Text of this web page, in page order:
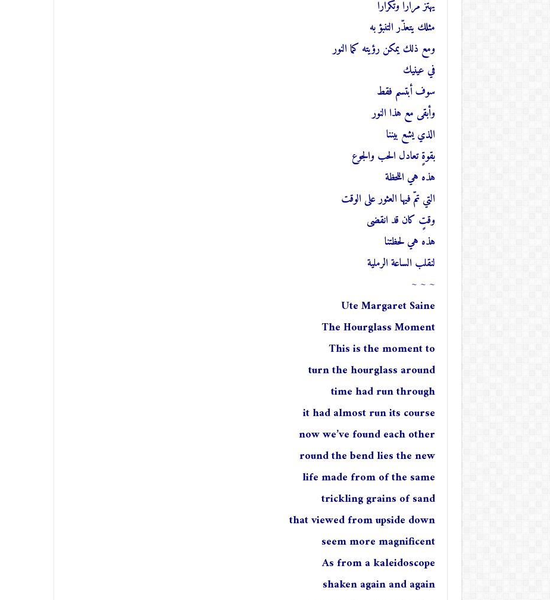
يهتز مرارا وتكرارا
مثلك يتعذّر التنبؤ به
ومع ذلك يمكن رؤيته كما النور
في عينيك
سوف أبتسم فقط
وأبقى مع هذا النور
الذي يشع بيننا
بقوةٍ تعادل الحب والجوع
هذه هي اللحظة
التي تمّ فيها العثور على الوقت
وقتٍ كان قد انقضى
هذه هي لحظتنا
لنقلب الساعة الرملية
~ ~ ~
Ute Margaret Saine
The Hourglass Moment
This is the moment to
turn the hourglass around
time had run through
it had almost run its course
now we’ve found each other
round the bend lies the new
life made from of the same
trickling grains of sand
that viewed from upside down
seem more magnificent
As from a kaleidoscope
shaken again and again